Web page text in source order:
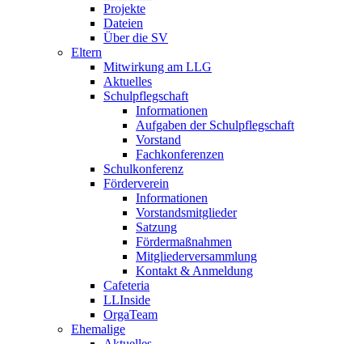
Projekte
Dateien
Über die SV
Eltern
Mitwirkung am LLG
Aktuelles
Schulpflegschaft
Informationen
Aufgaben der Schulpflegschaft
Vorstand
Fachkonferenzen
Schulkonferenz
Förderverein
Informationen
Vorstandsmitglieder
Satzung
Fördermaßnahmen
Mitgliederversammlung
Kontakt & Anmeldung
Cafeteria
LLInside
OrgaTeam
Ehemalige